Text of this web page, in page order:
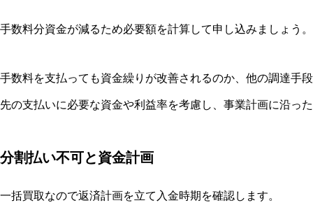
手数料分資金が減るため必要額を計算して申し込みましょう。
手数料を支払っても資金繰りが改善されるのか、他の調達手
先の支払いに必要な資金や利益率を考慮し、事業計画に沿っ
分割払い不可と資金計画
一括買取なので返済計画を立て入金時期を確認します。